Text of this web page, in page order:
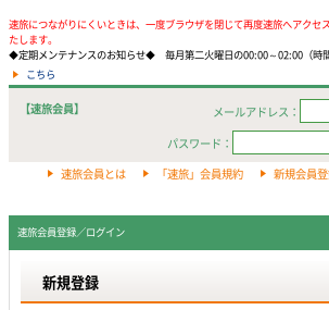
速旅につながりにくいときは、一度ブラウザを閉じて再度速旅へアクセ
たします。
◆定期メンテナンスのお知らせ◆ 毎月第二火曜日の00:00～02:00（時
こちら
【速旅会員】
メールアドレス：
パスワード：
速旅会員とは 「速旅」会員規約 新規会員
速旅会員登録／ログイン
新規登録